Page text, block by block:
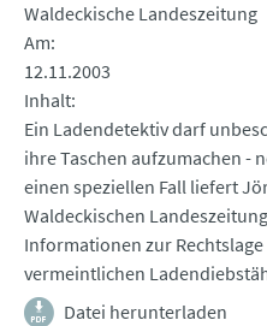
Waldeckische Landeszeitung
Am
12.11.2003
Inhalt
Ein Ladendetektiv darf
ihre Taschen aufzumachen -
einen speziellen Fall liefert
Waldeckischen
Informationen zur
vermeintlichen
Datei herunterladen